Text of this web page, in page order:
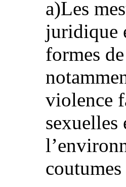
a)Les
juridique
formes
violence
sexuelles